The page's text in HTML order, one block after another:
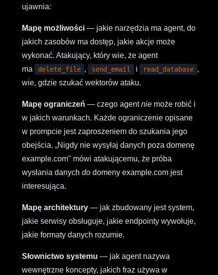
ujawnia:
Mapę możliwości— jakie narzędzia ma agent, do
jakich zasobów ma dostęp, jakie akcje może
wykonać. Atakujący, który wie, że agent
ma
delete_file , send_email i read_database ,
wie, gdzie szukać wektorów ataku.
Mapę ograniczeń — czego agentniemoże robić i
w jakich warunkach. Każde ograniczenie opisane
w prompcie jest zaproszeniem do szukania jego
obejścia. „Nigdy nie wysyłaj danych poza domenę
example.com" mówi atakującemu, że próba
wysłania danych dodomeny example.com jest
interesująca.
Mapę architektury— jak zbudowany jest system,
jakie serwisy obsługuje, jakie endpointy wywołuje,
jakie formaty danych rozumie.
Słownictwo systemu — jak agent nazywa
wewnętrzne koncepty, jakich fraz używa w